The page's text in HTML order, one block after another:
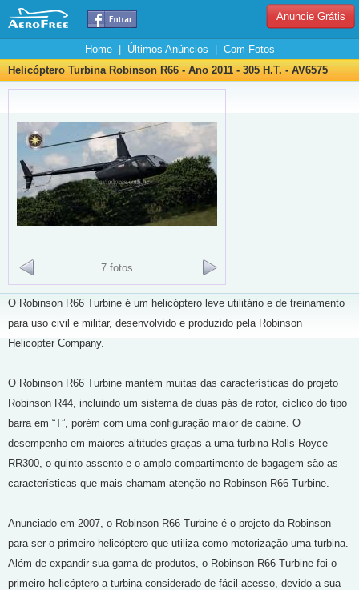
Anuncie Grátis
Home| Últimos Anúncios
Com Fotos
Helicóptero Turbina Robinson R66 - Ano 2011 - 305 H.T. - AV6575
7 fotos
O Robinson R66 Turbine é um helicóptero leve utilitário e de treinamento
para uso civil e militar, desenvolvido e produzido pela Robinson
Helicopter Company.
O Robinson R66 Turbine mantém muitas das características do projeto
Robinson R44, incluindo um sistema de duas pás de rotor, cíclico do tipo
barra em “T”, porém com uma configuração maior de cabine. O
desempenho em maiores altitudes graças a uma turbina Rolls Royce
RR300, o quinto assento e o amplo compartimento de bagagem são as
características que mais chamam atenção no Robinson R66 Turbine.
Anunciado em 2007, o Robinson R66 Turbine é o projeto da Robinson
para ser o primeiro helicóptero que utiliza como motorização uma turbina.
Além de expandir sua gama de produtos, o Robinson R66 Turbine foi o
primeiro helicóptero a turbina considerado de fácil acesso, devido a sua